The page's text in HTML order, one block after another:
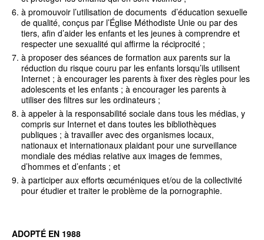
à promouvoir l’utilisation de documents d’éducation sexuelle
de qualité, conçus par l’Église Méthodiste Unie ou par des
tiers, afin d’aider les enfants et les jeunes à comprendre et
respecter une sexualité qui affirme la réciprocité ;
à proposer des séances de formation aux parents sur la
réduction du risque couru par les enfants lorsqu’ils utilisent
Internet ; à encourager les parents à fixer des règles pour les
adolescents et les enfants ; à encourager les parents à
utiliser des filtres sur les ordinateurs ;
à appeler à la responsabilité sociale dans tous les médias, y
compris sur Internet et dans toutes les bibliothèques
publiques ; à travailler avec des organismes locaux,
nationaux et internationaux plaidant pour une surveillance
mondiale des médias relative aux images de femmes,
d’hommes et d’enfants ; et
à participer aux efforts œcuméniques et/ou de la collectivité
pour étudier et traiter le problème de la pornographie.
ADOPTÉ EN 1988